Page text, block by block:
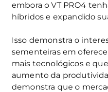
embora o VT PRO4
híbridos e expandido
Isso demonstra o
sementeiras em
mais tecnológicos e
aumento da
demonstra que o